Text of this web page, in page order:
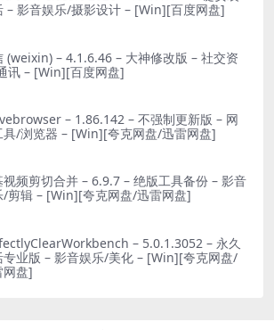
– 影音娱乐/摄影设计 – [Win][百度网盘]
(weixin) – 4.1.6.46 – 大神修改版 – 社交资
讯 – [Win][百度网盘]
– 1.86.142 – 不强制更新版 – 网
具/浏览器 – [Win][夸克网盘/迅雷网盘]
视频剪切合并 – 6.9.7 – 绝版工具备份 – 影音
/剪辑 – [Win][夸克网盘/迅雷网盘]
– 5.0.1.3052 – 永久
专业版 – 影音娱乐/美化 – [Win][夸克网盘/
网盘]